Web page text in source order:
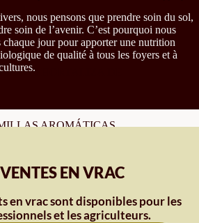
DEMETER
FRUTO
HORTALIZA DE
AROMÁTICAS
FLORES
nous pensons que prendre soin du sol,
soin de l’avenir. C’est pourquoi nous
chaque jour pour apporter une nutrition
de qualité à tous les foyers et à
VENTES EN VRAC
en vrac sont disponibles pour les
et les agriculteurs.